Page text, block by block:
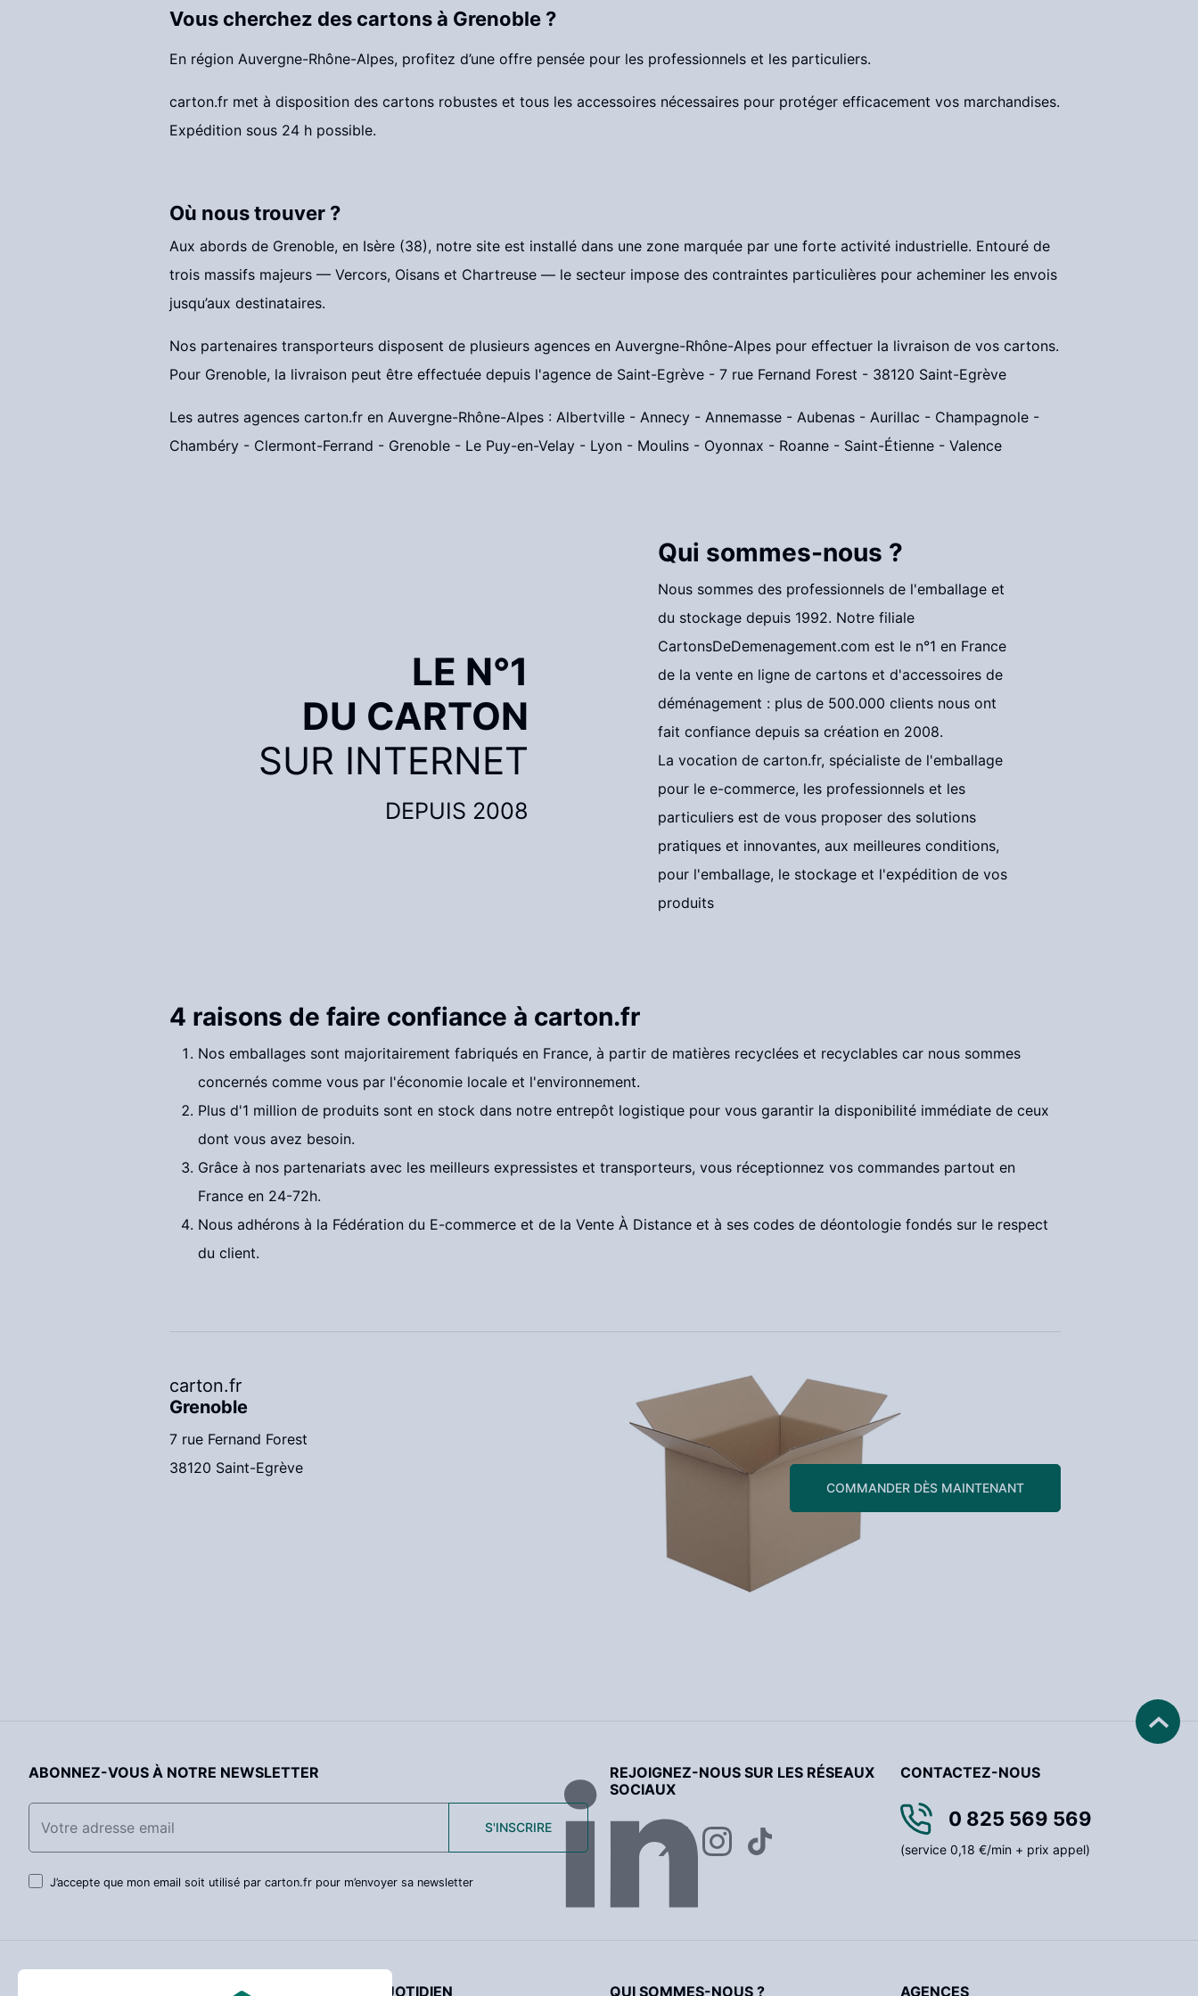
Vous cherchez des cartons à Grenoble ?
En région Auvergne-Rhône-Alpes, profitez d’une offre pensée pour les professionnels et les particuliers.
carton.fr met à disposition des cartons robustes et tous les accessoires nécessaires pour protéger efficacement vos marchandises.
Expédition sous 24 h possible.
Où nous trouver ?
Aux abords de Grenoble, en Isère (38), notre site est installé dans une zone marquée par une forte activité industrielle. Entouré de
trois massifs majeurs — Vercors, Oisans et Chartreuse — le secteur impose des contraintes particulières pour acheminer les envois
jusqu’aux destinataires.
Nos partenaires transporteurs disposent de plusieurs agences en Auvergne-Rhône-Alpes pour effectuer la livraison de vos cartons.
Pour Grenoble, la livraison peut être effectuée depuis l'agence de Saint-Egrève - 7 rue Fernand Forest - 38120 Saint-Egrève
Les autres agences carton.fr en Auvergne-Rhône-Alpes : Albertville - Annecy - Annemasse - Aubenas - Aurillac - Champagnole -
Chambéry - Clermont-Ferrand - Grenoble - Le Puy-en-Velay - Lyon - Moulins - Oyonnax - Roanne - Saint-Étienne - Valence
LE N°1
DU CARTON
SUR INTERNET
DEPUIS 2008
Qui sommes-nous ?
Nous sommes des professionnels de l'emballage et
du stockage depuis 1992. Notre filiale
CartonsDeDemenagement.com est le n°1 en France
de la vente en ligne de cartons et d'accessoires de
déménagement : plus de 500.000 clients nous ont
fait confiance depuis sa création en 2008.
La vocation de carton.fr, spécialiste de l'emballage
pour le e-commerce, les professionnels et les
particuliers est de vous proposer des solutions
pratiques et innovantes, aux meilleures conditions,
pour l'emballage, le stockage et l'expédition de vos
produits
4 raisons de faire confiance à carton.fr
Nos emballages sont majoritairement fabriqués en France, à partir de matières recyclées et recyclables car nous sommes
concernés comme vous par l'économie locale et l'environnement.
Plus d'1 million de produits sont en stock dans notre entrepôt logistique pour vous garantir la disponibilité immédiate de ceux
dont vous avez besoin.
Grâce à nos partenariats avec les meilleurs expressistes et transporteurs, vous réceptionnez vos commandes partout en
France en 24-72h.
Nous adhérons à la Fédération du E-commerce et de la Vente À Distance et à ses codes de déontologie fondés sur le respect
du client.
carton.fr
Grenoble
7 rue Fernand Forest
38120 Saint-Egrève
COMMANDER DÈS MAINTENANT
ABONNEZ-VOUS À NOTRE NEWSLETTER
S'INSCRIRE
J’accepte que mon email soit utilisé par carton.fr pour m’envoyer sa newsletter
REJOIGNEZ-NOUS SUR LES RÉSEAUX
SOCIAUX
CONTACTEZ-NOUS
0 825 569 569
(service 0,18 €/min + prix appel)
NOTRE QUOTIDIEN QUI SOMMES-NOUS ? AGENCES